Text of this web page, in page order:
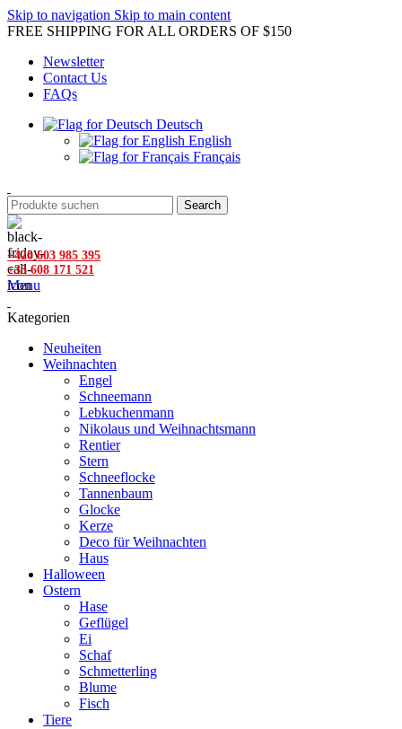
Skip to navigation Skip to main content
FREE SHIPPING FOR ALL ORDERS OF $150
Newsletter
Contact Us
FAQs
Deutsch
English
Français
Search
+420 603 985 395
+33 608 171 521
Menu
Kategorien
Neuheiten
Weihnachten
Engel
Schneemann
Lebkuchenmann
Nikolaus und Weihnachtsmann
Rentier
Stern
Schneeflocke
Tannenbaum
Glocke
Kerze
Deco für Weihnachten
Haus
Halloween
Ostern
Hase
Geflügel
Ei
Schaf
Schmetterling
Blume
Fisch
Tiere